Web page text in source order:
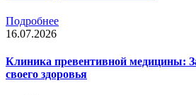
Подробнее
16.07.2026
Клиника превентивной медицины:
своего здоровья